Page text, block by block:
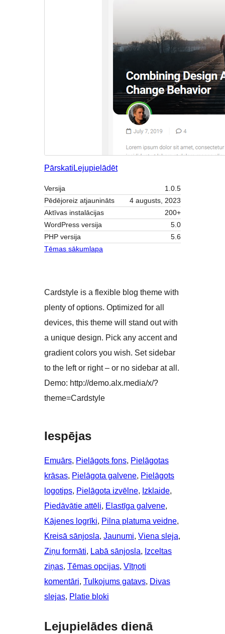
Pārskati Lejupielādēt
Versija
1.0.5
Pēdējoreiz atjaunināts
4 augusts, 2023
Aktīvas instalācijas
200+
WordPress versija
5.0
PHP versija
5.6
Tēmas sākumlapa
Cardstyle is a flexible blog theme with
plenty of options. Optimized for all
devices, this theme will stand out with
a unique design. Pick any accent and
gradient colors you wish. Set sidebar
to the left or right – or no sidebar at all.
Demo: http://demo.alx.media/x/?
theme=Cardstyle
Iespējas
Emuārs, Pielāgots fons, Pielāgotas
krāsas, Pielāgota galvene, Pielāgots
logotips, Pielāgota izvēlne, Izklaide
Piedāvātie attēli, Elastīga galvene
Kājenes logrīki, Pilna platuma veidne
Kreisā sānjosla, Jaunumi, Viena sleja
Ziņu formāti, Labā sānjosla, Izceltas
ziņas, Tēmas opcijas, Vītņoti
komentāri, Tulkojums gatavs, Divas
slejas, Platie bloki
Lejupielādes dienā